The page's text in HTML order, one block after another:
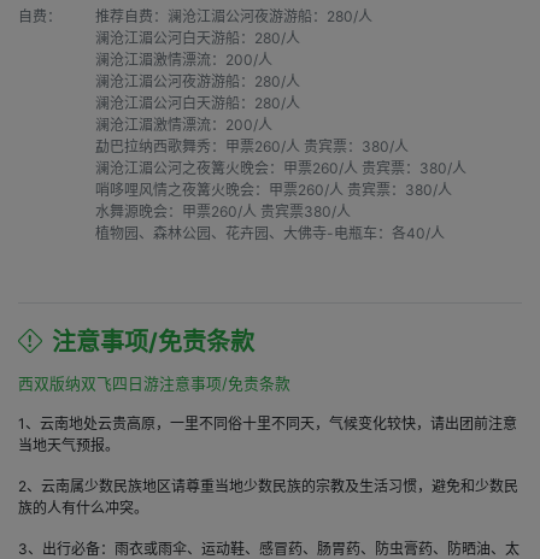
自费：
推荐自费：澜沧江湄公河夜游游船：280/人
澜沧江湄公河白天游船：280/人
澜沧江湄激情漂流：200/人
澜沧江湄公河夜游游船：280/人
澜沧江湄公河白天游船：280/人
澜沧江湄激情漂流：200/人
勐巴拉纳西歌舞秀：甲票260/人 贵宾票：380/人
澜沧江湄公河之夜篝火晚会：甲票260/人 贵宾票：380/人
哨哆哩风情之夜篝火晚会：甲票260/人 贵宾票：380/人
水舞源晚会：甲票260/人 贵宾票380/人
植物园、森林公园、花卉园、大佛寺-电瓶车：各40/人
注意事项/免责条款
西双版纳双飞四日游注意事项/免责条款
1、云南地处云贵高原，一里不同俗十里不同天，气候变化较快，请出团前注意
当地天气预报。
2、云南属少数民族地区请尊重当地少数民族的宗教及生活习惯，避免和少数民
族的人有什么冲突。
3、出行必备：雨衣或雨伞、运动鞋、感冒药、肠胃药、防虫膏药、防晒油、太